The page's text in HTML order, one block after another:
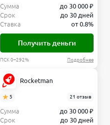
Сумма
до 30 000 ₽
Срок
до 30 дней
Ставка
от 0.8%
Получить деньги
ПСК 0–292% Подробнее
Rocketman
5 21 отзыв
Сумма
до 30 000 ₽
Срок
до 30 дней